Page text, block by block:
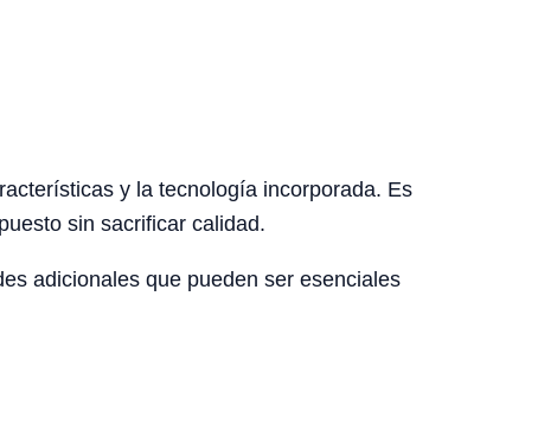
y la tecnología incorporada. Es
sin sacrificar calidad.
adicionales que pueden ser esenciales